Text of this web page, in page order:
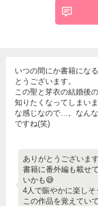
いつの間にか書籍にな
とうございます。
この聖と芽衣の結婚後
知りたくなってしまい
な感じなので…。なん
ですね(笑)
ありがとうございま
書籍に番外編も載せ
いかも😅
4人で賑やかに楽しそ
この作品を覚えてい